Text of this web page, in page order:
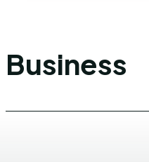
Business